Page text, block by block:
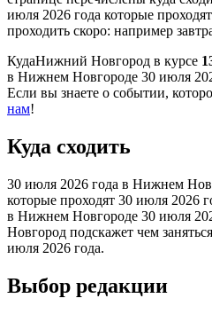
июля 2026 года которые
проходить скоро: например
КудаНижний Новгород в курсе
в Нижнем Новгороде 30 июля
Если вы знаете о событии,
нам!
Куда сходить
30 июля 2026 года в Нижнем
которые проходят 30 июля 2026
в Нижнем Новгороде 30 июля
Новгород подскажет чем
июля 2026 года.
Выбор редакции